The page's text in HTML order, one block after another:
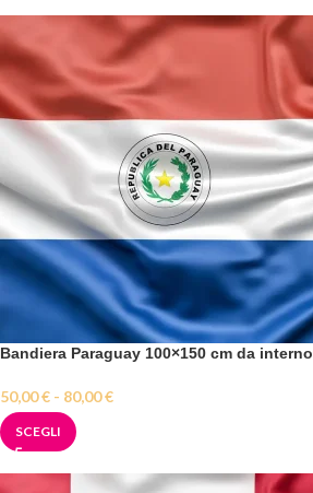
Bandiera Paraguay 100×150 cm da interno
50,00€ - 80,00€
SCEGLI